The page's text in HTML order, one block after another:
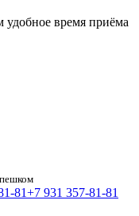
удобное время приёма
+7 931 357‑81‑81